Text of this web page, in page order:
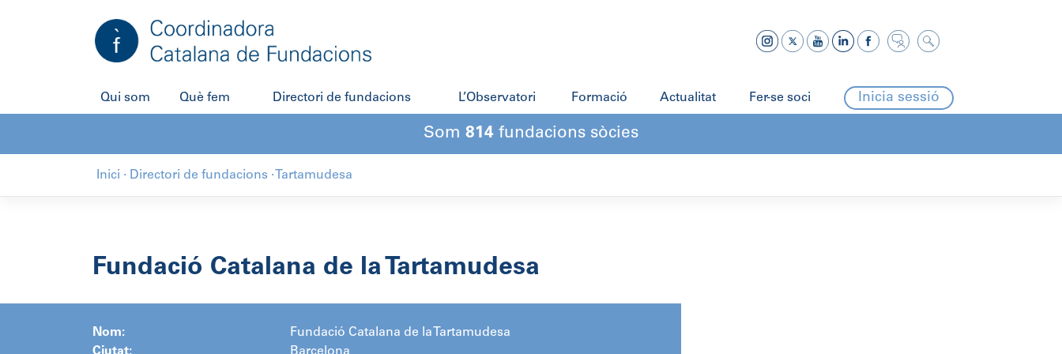
Qui som Què fem Directori de fundacions L’Observatori Formació Actualitat Fer-se soci Inicia sessió
Som 814 fundacions sòcies
Inici · Directori de fundacions · Tartamudesa
Fundació Catalana de la Tartamudesa
Nom:
Fundació Catalana de la Tartamudesa